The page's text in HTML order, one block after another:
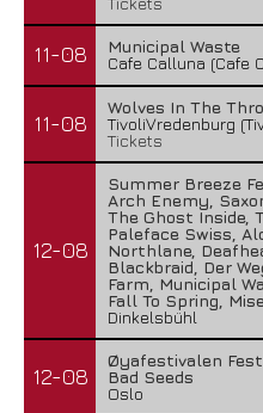
11-08
Municipal Waste
Cafe Calluna (Cafe
11-08
Wolves In The
TivoliVredenburg
Tickets
12-08
Summer Breeze
Arch Enemy,
The Ghost Inside,
Paleface Swiss,
Northlane,
Blackbraid, Der
Farm, Municipal
Fall To Spring,
Dinkelsbühl
12-08
Øyafestivalen
Bad Seeds
Oslo